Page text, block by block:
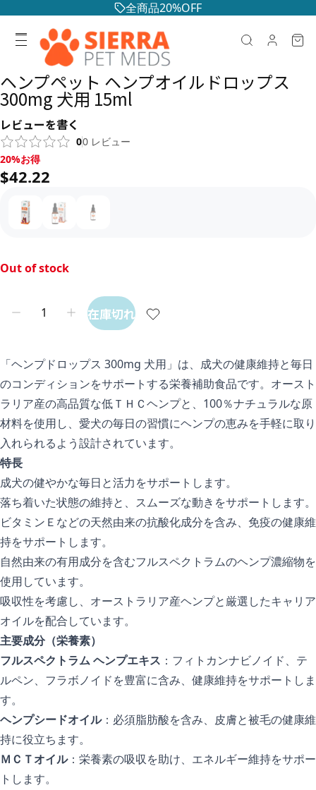
全商品20%OFF
ヘンプペット ヘンプオイルドロップス
300mg 犬用 15ml
レビューを書く
00 レビュー
20%お得, $42.22
20%お得
$42.22
Out of stock
在庫切れ
「ヘンプドロップス 300mg 犬用」は、成犬の健康維持と毎日
のコンディションをサポートする栄養補助食品です。オースト
ラリア産の高品質な低ＴＨＣヘンプと、100％ナチュラルな原
材料を使用し、愛犬の毎日の習慣にヘンプの恵みを手軽に取り
入れられるよう設計されています。
特長
成犬の健やかな毎日と活力をサポートします。
落ち着いた状態の維持と、スムーズな動きをサポートします。
ビタミンＥなどの天然由来の抗酸化成分を含み、免疫の健康維
持をサポートします。
自然由来の有用成分を含むフルスペクトラムのヘンプ濃縮物を
使用しています。
吸収性を考慮し、オーストラリア産ヘンプと厳選したキャリア
オイルを配合しています。
主要成分（栄養素）
フルスペクトラム ヘンプエキス ：フィトカンナビノイド、テ
ルペン、フラボノイドを豊富に含み、健康維持をサポートしま
す。
ヘンプシードオイル：必須脂肪酸を含み、皮膚と被毛の健康維
持に役立ちます。
ＭＣＴオイル：栄養素の吸収を助け、エネルギー維持をサポー
トします。